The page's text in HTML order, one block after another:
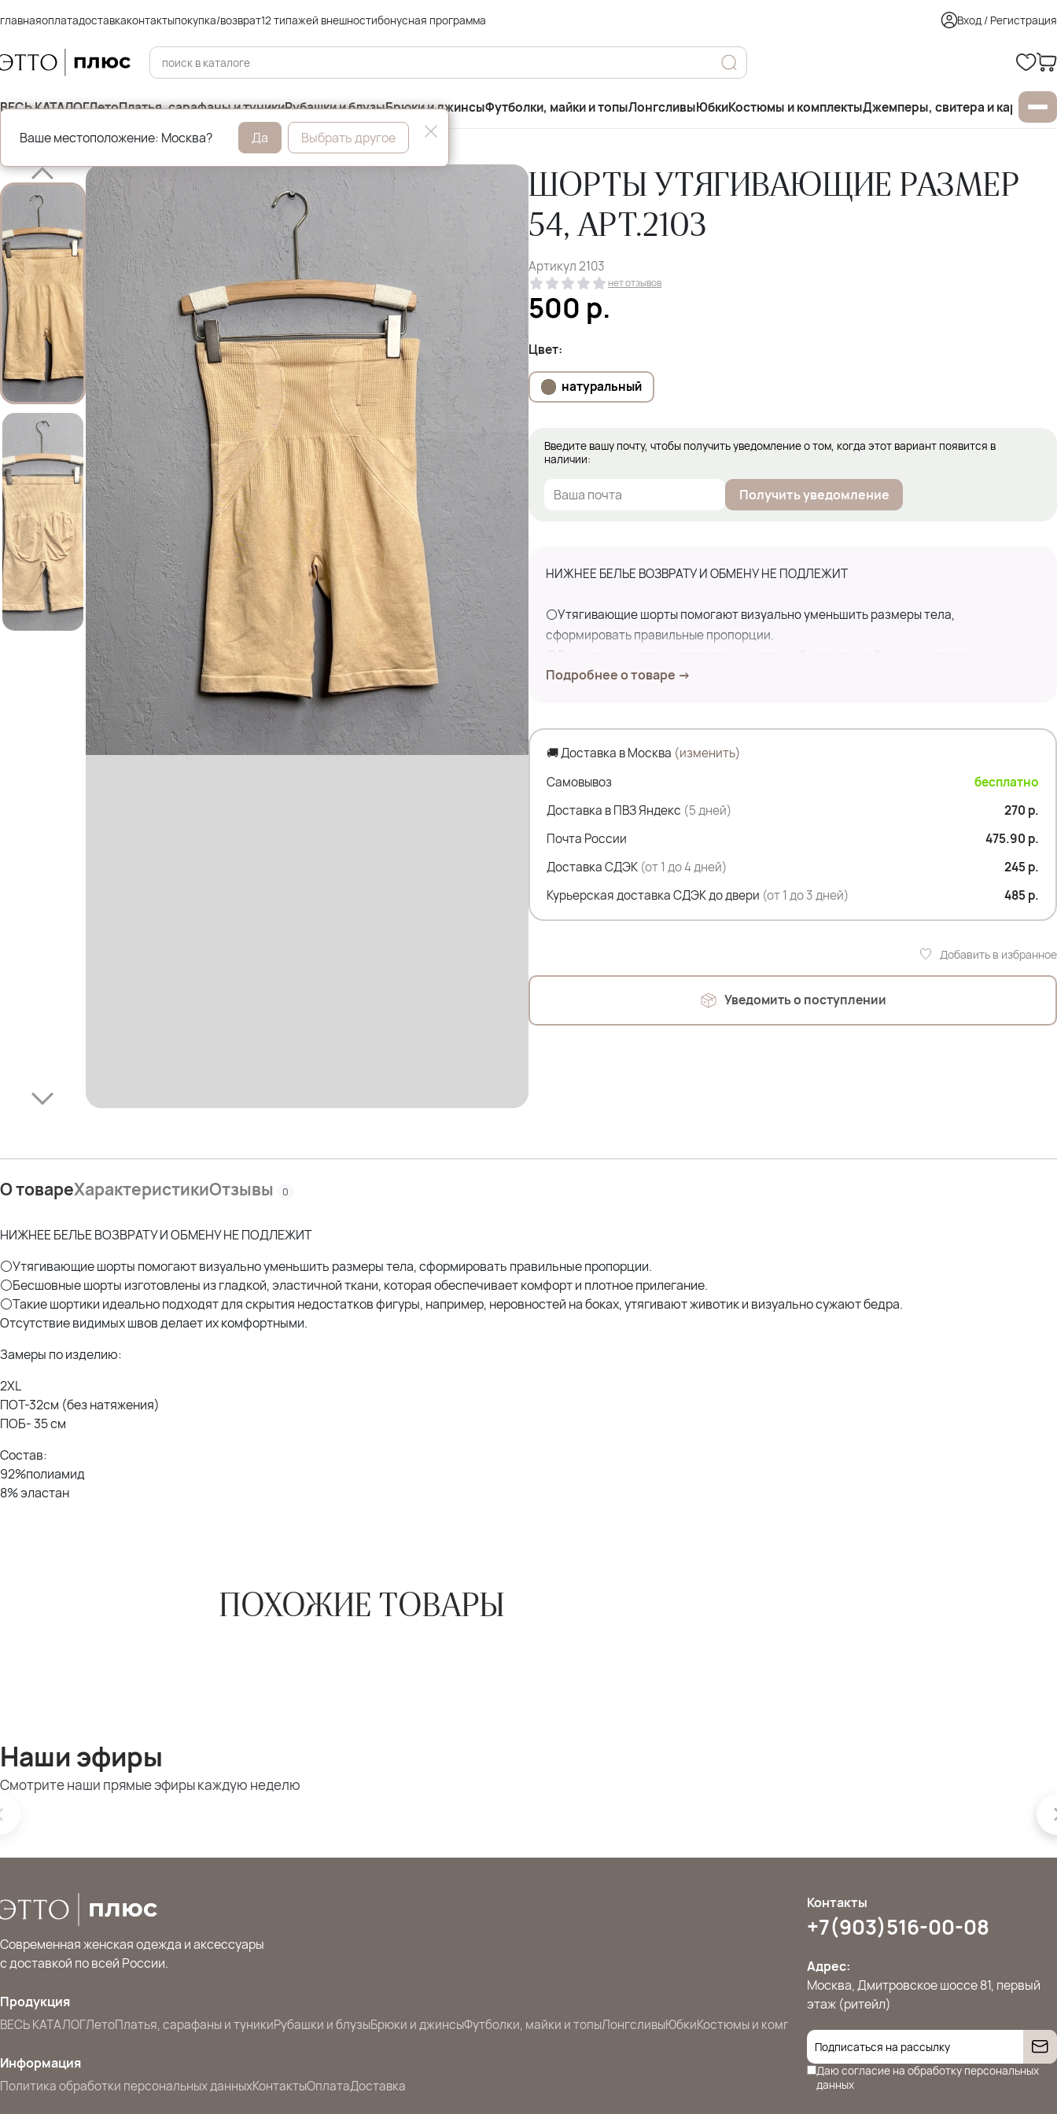
главнаяоплатадоставкаконтактыпокупка/возврат12 типажей внешностибонусная программа Вход / Регистрация
ВЕСЬ КАТАЛОГЛетоПлатья, сарафаны и туникиРубашки и блузыБрюки и джинсыФутболки, майки и топыЛонгсливыЮбкиКостюмы и комплектыДжемперы, свитера и
Главная Нижнее бельё
ШОРТЫ УТЯГИВАЮЩИЕ РАЗМЕР
54, АРТ.2103
Артикул2103
нет отзывов
500 р.
Цвет:
натуральный
Введите вашу почту, чтобы получить уведомление о том, когда этот вариант появится в
наличии:
Получить уведомление
НИЖНЕЕ БЕЛЬЕ ВОЗВРАТУ И ОБМЕНУ НЕ ПОДЛЕЖИТ
⚪Утягивающие шорты помогают визуально уменьшить размеры тела,
сформировать правильные пропорции.
⚪Бесшовные шорты изготовлены из гладкой, эластичной ткани, которая
обеспечивает комфорт и плотное прилегание.
Замеры по изделию:
2XL
ПОТ-32см (без натяжения)
ПОБ- 35 см
Состав:
92%полиамид
Подробнее о товаре →
🚚 Доставка в Москва (изменить)
Самовывоз
бесплатно
Доставка в ПВЗ Яндекс (5 дней)
270 р.
Почта России
475.90 р.
Доставка СДЭК (от 1 до 4 дней)
245 р.
Курьерская доставка СДЭК до двери (от 1 до 3 дней) 485 р.
Добавить в избранное
Уведомить о поступлении
О товареХарактеристикиОтзывы 0
НИЖНЕЕ БЕЛЬЕ ВОЗВРАТУ И ОБМЕНУ НЕ ПОДЛЕЖИТ
⚪Утягивающие шорты помогают визуально уменьшить размеры тела, сформировать правильные пропорции.
⚪Бесшовные шорты изготовлены из гладкой, эластичной ткани, которая обеспечивает комфорт и плотное прилегание.
⚪Такие шортики идеально подходят для скрытия недостатков фигуры, например, неровностей на боках, утягивают животик и визуально сужают бедра.
Отсутствие видимых швов делает их комфортными.
Замеры по изделию:
2XL
ПОТ-32см (без натяжения)
ПОБ- 35 см
Состав:
92%полиамид
8% эластан
ПОХОЖИЕ ТОВАРЫ
Наши эфиры
Смотрите наши прямые эфиры каждую неделю
Современная женская одежда и аксессуары
с доставкой по всей России.
Продукция
ВЕСЬ КАТАЛОГЛетоПлатья, сарафаны и туникиРубашки и блузыБрюки и джинсыФутболки, майки и топыЛонгсливыЮбкиКостюмы и комплекты
Информация
Политика обработки персональных данныхКонтактыОплатаДоставка
Контакты
+7(903)516-00-08
Адрес:
Москва, Дмитровское шоссе 81, первый
этаж (ритейл)
Даю согласие на обработку персональных
данных
Ваше местоположение: Москва? Да Выбрать другое